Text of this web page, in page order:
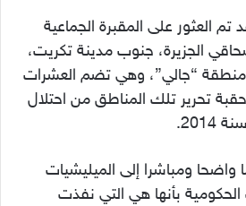
العثور على المقبرة الجماعية
الجزيرة، جنوب مدينة تكريت،
“جالي”، وهي تضم العشرات
تحرير تلك المناطق من احتلال
واضحا ومباشرا إلى الميليشيات
الحكومية بأنها هي التي نفذت